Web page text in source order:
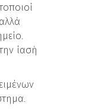
ίασή